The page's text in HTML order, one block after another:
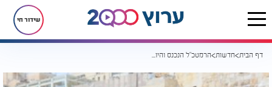
שידור חי
דף הבית חדשות הרמטכ"ל הנכנס והיוצא בכותל: "לשלום החיילים ולחזרת החטופים"